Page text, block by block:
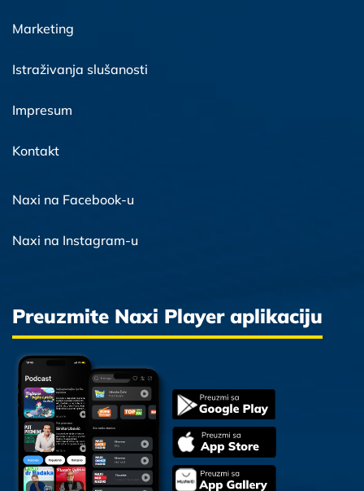
Marketing
Istraživanja slušanosti
Impresum
Kontakt
Naxi na Facebook-u
Naxi na Instagram-u
Preuzmite Naxi Player aplikaciju